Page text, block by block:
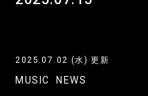
2025.07.02 (水) 更新
MUSIC NEWS